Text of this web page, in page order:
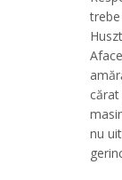
cărat
nu